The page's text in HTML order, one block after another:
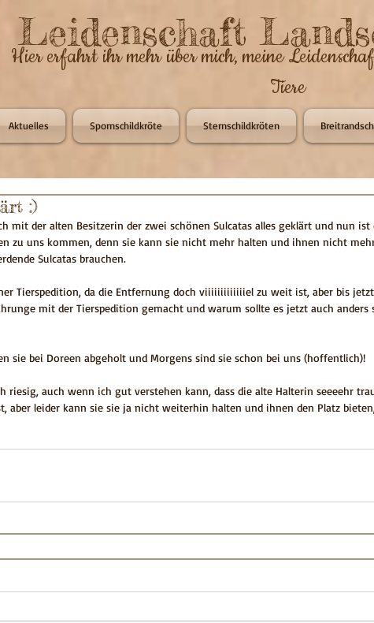
Leidenschaft
Hier erfahrt ihr mehr über mich, meine
Tiere
Aktuelles Spornschildkröte Sternschildkröten
:)
mit der alten Besitzerin der zwei schönen Sulcatas alles geklärt und nun ist
zu uns kommen, denn sie kann sie nicht mehr halten und ihnen nicht
Sulcatas brauchen.
Tierspedition, da die Entfernung doch viiiiiiiiiiiiiel zu weit ist, aber bis
mit der Tierspedition gemacht und warum sollte es jetzt auch anders
sie bei Doreen abgeholt und Morgens sind sie schon bei uns (hoffentlich)!
riesig, auch wenn ich gut verstehen kann, dass die alte Halterin seeeehr
aber leider kann sie sie ja nicht weiterhin halten und ihnen den Platz